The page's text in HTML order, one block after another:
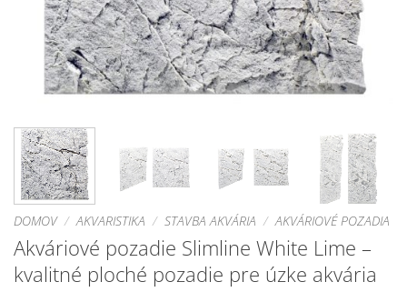
DOMOV / AKVARISTIKA / STAVBA AKVÁRIA / AKVÁRIOVÉ POZADIA
Akváriové pozadie Slimline White Lime –
kvalitné ploché pozadie pre úzke akvária